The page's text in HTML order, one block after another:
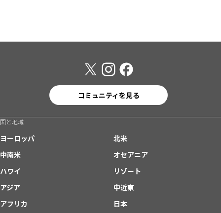
コミュニティを見る
国と地域
ヨーロッパ
北米
中南米
オセアニア
ハワイ
リゾート
アジア
中近東
アフリカ
日本